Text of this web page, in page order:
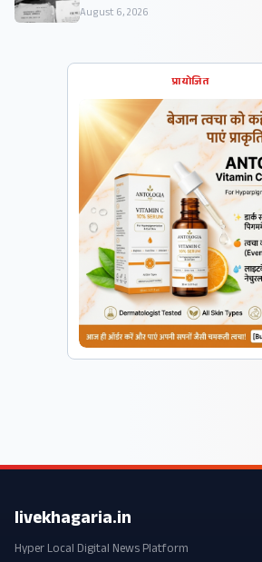
August 6, 2026
प्रायोजित
livekhagaria.in
Hyper Local Digital News Platform